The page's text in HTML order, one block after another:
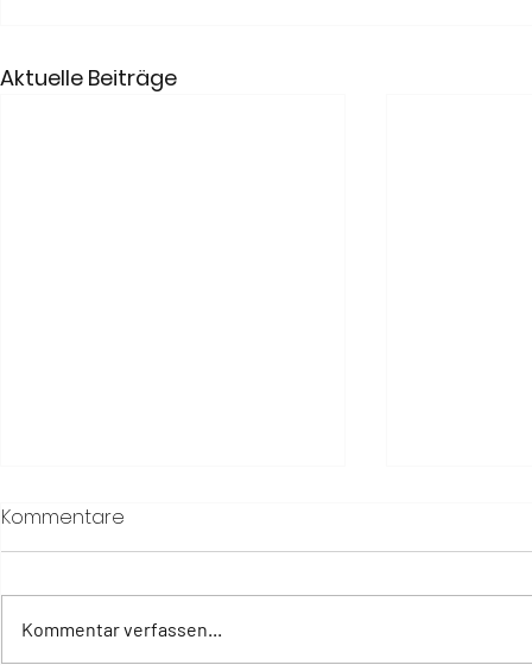
Aktuelle Beiträge
Kommentare
Kommentar verfassen...